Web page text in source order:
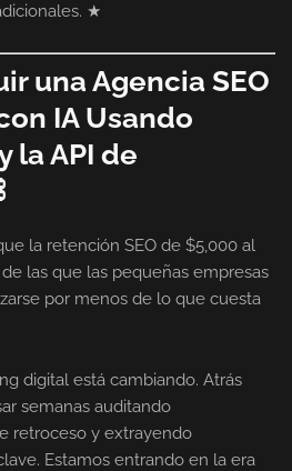
★
una Agencia SEO
IA Usando
la API de
la retención SEO de $5,000 al
las que las pequeñas empresas
por menos de lo que cuesta
digital está cambiando. Atrás
semanas auditando
retroceso y extrayendo
Estamos entrando en la era